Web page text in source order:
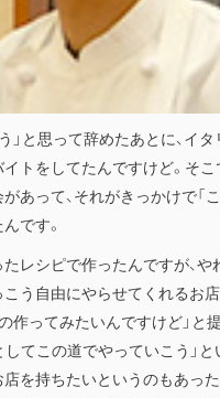
」と思って辞めたあとに、イ
トをしてたんですけど。そこ
あって、それがきっかけで「
です。
レシピで作ったんですが、や
う自由にやらせてくれるお店
作ってみたいんですけど」と
してこの道でやっていこう」
店を持ちたいというのもあっ